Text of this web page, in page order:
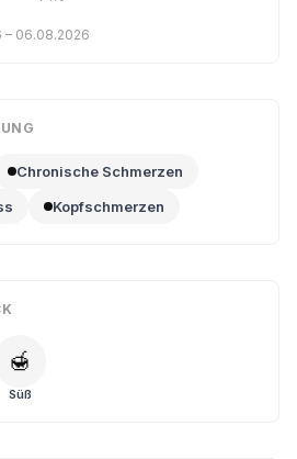
– 06.08.2026
Chronische Schmerzen
Kopfschmerzen
🍯
Süß